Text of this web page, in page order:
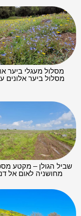
מסלול מעגלי ביער
מסלול ביער אלונים
מחושניה לאום אל